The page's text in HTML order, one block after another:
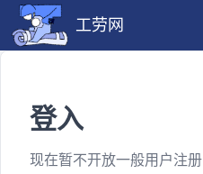
工劳网
登入
现在暂不开放一般用户注册